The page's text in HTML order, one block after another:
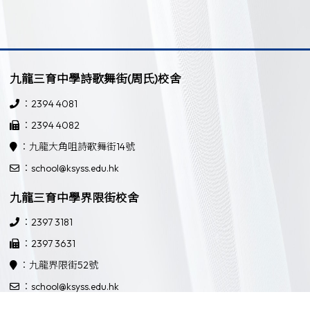
九龍三育中學詩歌舞街(周氏)校舍
：2394 4081
：2394 4082
：九龍大角咀詩歌舞街14號
：school@ksyss.edu.hk
九龍三育中學界限街校舍
：2397 3181
：2397 3631
：九龍界限街52號
：school@ksyss.edu.hk